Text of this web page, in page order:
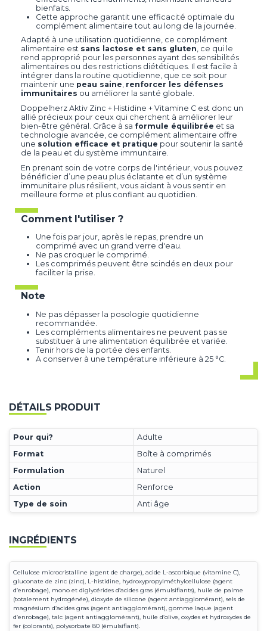
bienfaits.
Cette approche garantit une efficacité optimale du
complément alimentaire tout au long de la journée.
Adapté à une utilisation quotidienne, ce complément
alimentaire est sans lactose et sans gluten , ce qui le
rend approprié pour les personnes ayant des sensibilités
alimentaires ou des restrictions diététiques. Il est facile à
intégrer dans la routine quotidienne, que ce soit pour
maintenir une peau saine renforcer les défenses
immunitaires ou améliorer la santé globale.
Doppelherz Aktiv Zinc + Histidine + Vitamine C est donc un
allié précieux pour ceux qui cherchent à améliorer leur
bien-être général. Grâce à sa formule équilibrée et sa
technologie avancée, ce complément alimentaire offre
une solution efficace et pratique pour soutenir la santé
de la peau et du système immunitaire.
En prenant soin de votre corps de l'intérieur, vous pouvez
bénéficier d’une peau plus éclatante et d’un système
immunitaire plus résilient, vous aidant à vous sentir en
meilleure forme et plus confiant au quotidien.
Comment l'utiliser ?
Une fois par jour, après le repas, prendre un
comprimé avec un grand verre d'eau.
Ne pas croquer le comprimé.
Les comprimés peuvent être scindés en deux pour
faciliter la prise.
Note
Ne pas dépasser la posologie quotidienne
recommandée.
Les compléments alimentaires ne peuvent pas se
substituer à une alimentation équilibrée et variée.
Tenir hors de la portée des enfants.
A conserver à une température inférieure à 25 °C.
DÉTAILS PRODUIT
Pour qui?
Adulte
Format
Boîte à comprimés
Formulation
Naturel
Action
Renforce
Type de soin
Anti âge
INGRÉDIENTS
Cellulose microcristalline (agent de charge), acide L-ascorbique (vitamine C),
gluconate de zinc (zinc), L-histidine, hydroxypropylméthylcellulose (agent
d’enrobage), mono et diglycérides d’acides gras (émulsifiants), huile de palme
(totalement hydrogénée), dioxyde de silicone (agent antiagglomérant), sels de
magnésium d’acides gras (agent antiagglomérant), gomme laque (agent
d’enrobage), talc (agent antiagglomérant), huile d’olive, oxydes et hydroxydes de
fer (colorants), polysorbate 80 (émulsifiant).